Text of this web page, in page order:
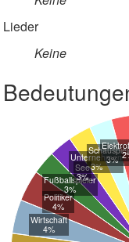
Lieder
Keine
Wirtschaft
4%
Politiker
4%
Fußballspieler
3%
See
3%
Unternehmen
3%
3%